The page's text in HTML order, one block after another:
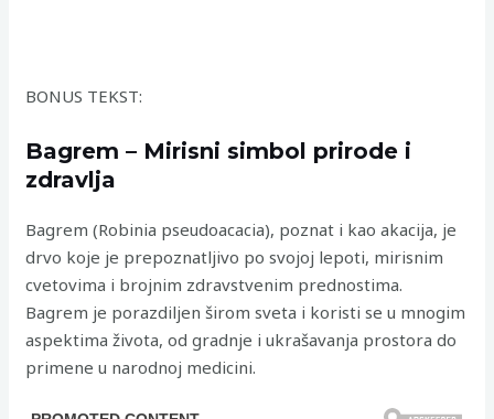
BONUS TEKST:
Bagrem – Mirisni simbol prirode i
zdravlja
Bagrem (Robinia pseudoacacia), poznat i kao akacija, je
drvo koje je prepoznatljivo po svojoj lepoti, mirisnim
cvetovima i brojnim zdravstvenim prednostima.
Bagrem je porazdiljen širom sveta i koristi se u mnogim
aspektima života, od gradnje i ukrašavanja prostora do
primene u narodnoj medicini.